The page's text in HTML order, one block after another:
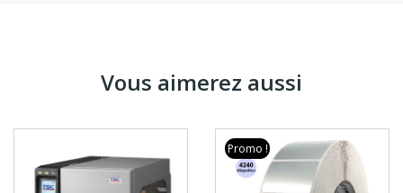
Vous aimerez aussi
Promo !